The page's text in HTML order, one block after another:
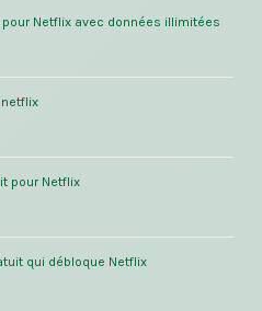
pour Netflix avec données illimitées
netflix
pour Netflix
qui débloque Netflix